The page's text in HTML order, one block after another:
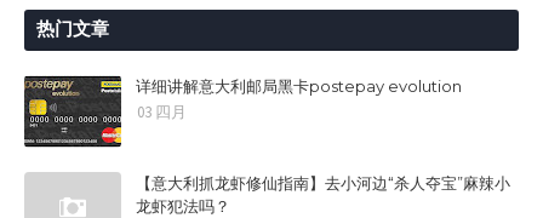
热门文章
详细讲解意大利邮局黑卡postepay evolution
03 四月
【意大利抓龙虾修仙指南】去小河边“杀人夺宝”麻辣小
龙虾犯法吗？